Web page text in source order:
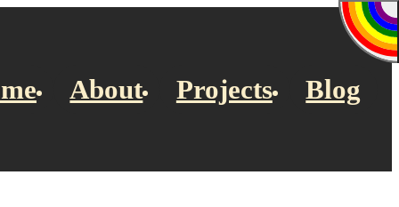
About Projects Blog